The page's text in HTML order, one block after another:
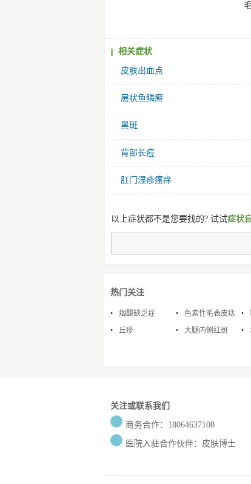
相关症状
皮肤出血点
层状鱼鳞癣
黑斑
背部长痘
肛门湿疹瘙痒
以上症状都不是您要找的? 试试症状
热门关注
烟酸缺乏症 色素性毛表皮痣
丘疹
大腿内侧红斑
关注或联系我们
商务合作：18064637108
医院入驻合作伙伴：皮肤博士